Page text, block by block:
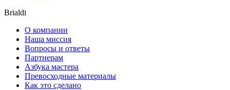
Brialdi
О компании
Наша миссия
Вопросы и ответы
Партнерам
Азбука мастера
Превосходные материалы
Как это сделано